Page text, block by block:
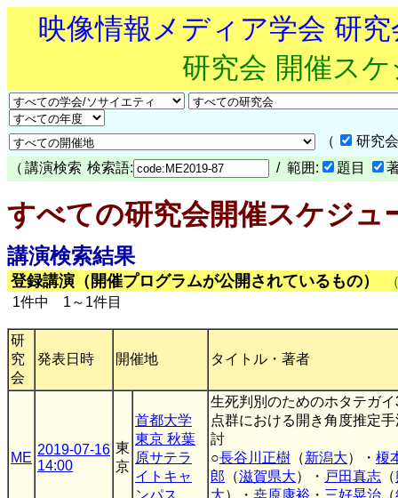
映像情報メディア学会 研
研究会 開催ス
（
研究
（ 講演検索 検索語: / 範囲: 題目
すべての研究会開催スケジュ
講演検索結果
登録講演（開催プログラムが公開されているもの）
1件中 1～1件目
研
究
会
発表日時 開催地 タイトル・著者
ME
2019-07-16
14:00
東
京
首都大学
東京 秋葉
原サテラ
イトキャ
ンパス
生死判別のためのホタテガ
点群における開き角度推定
討
○長谷川正樹 （新潟大）・ 榎
郎 （滋賀県大）・ 戸田真志 （
大）・ 桒原康裕 ・ 三好晃治 （